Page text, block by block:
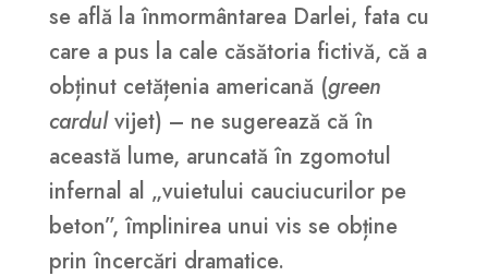
se află la înmormântarea Darlei, fata cu
care a pus la cale căsătoria fictivă, că a
obținut cetățenia americană (green
cardulvijet) – ne sugerează că în
această lume, aruncată în zgomotul
infernal al „vuietului cauciucurilor pe
beton”, împlinirea unui vis se obține
prin încercări dramatice.